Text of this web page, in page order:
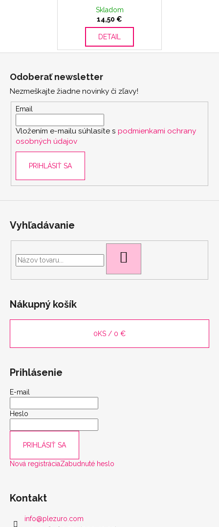
Skladom
14,50 €
DETAIL
Odoberať newsletter
Nezmeškajte žiadne novinky či zľavy!
Email
Vložením e-mailu súhlasíte s podmienkami ochrany
osobných údajov
PRIHLÁSIŤ SA
Vyhľadávanie
Nákupný košík
0KS / 0 €
Prihlásenie
E-mail
Heslo
PRIHLÁSIŤ SA
Nová registráciaZabudnuté heslo
Kontakt
info@plezuro.com